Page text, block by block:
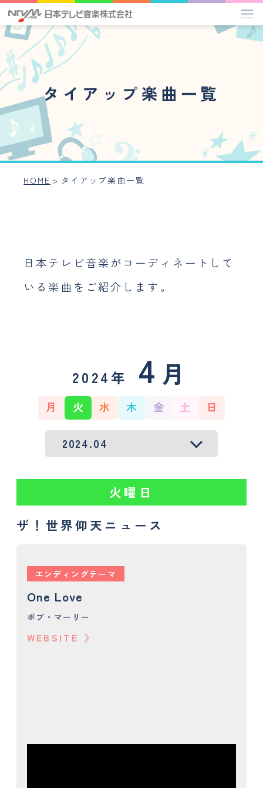
タイアップ楽曲一覧
作家インタビュー
タイアップ楽曲一覧
HOME > タイアップ楽曲一覧
日本テレビ音楽がコーディネートして
いる 楽曲をご紹介します。
2024年 4 月
月 火 水 木 金 土 日
火曜日
ザ！世界仰天ニュース
エンディングテーマ
One Love
ボブ・マーリー
WEBSITE